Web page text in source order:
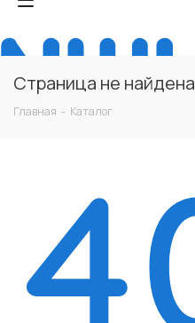
Страница не найдена
Главная - Каталог